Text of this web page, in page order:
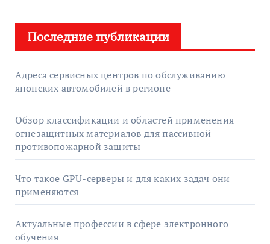
Последние публикации
Адреса сервисных центров по обслуживанию
японских автомобилей в регионе
Обзор классификации и областей применения
огнезащитных материалов для пассивной
противопожарной защиты
Что такое GPU-серверы и для каких задач они
применяются
Актуальные профессии в сфере электронного
обучения